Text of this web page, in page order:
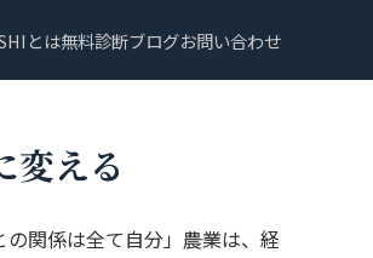
とは無料診断ブログお問い合わせ
変える
関係は全て自分」――農業は、経